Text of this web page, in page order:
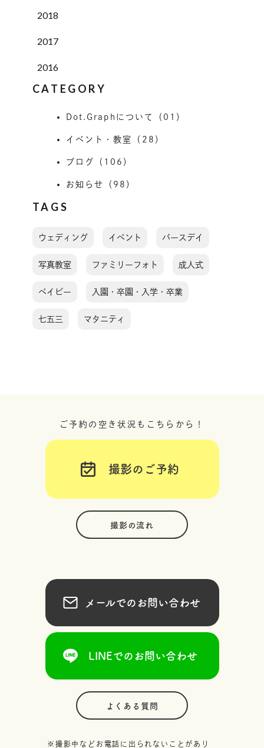
2018
2017
2016
CATEGORY
Dot.Graphについて（01）
イベント・教室（28）
ブログ（106）
お知らせ（98）
TAGS
ウェディング イベント バースデイ
写真教室 ファミリーフォト 成人式
ベイビー 入園・卒園・入学・卒業
七五三 マタニティ
ご予約の空き状況もこちらから！
撮影のご予約
撮影の流れ
メールでのお問い合わせ
LINEでのお問い合わせ
よくある質問
※撮影中などお電話に出られないことがあり